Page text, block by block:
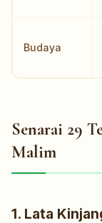
Budaya
Senarai 29
Malim
1. Lata